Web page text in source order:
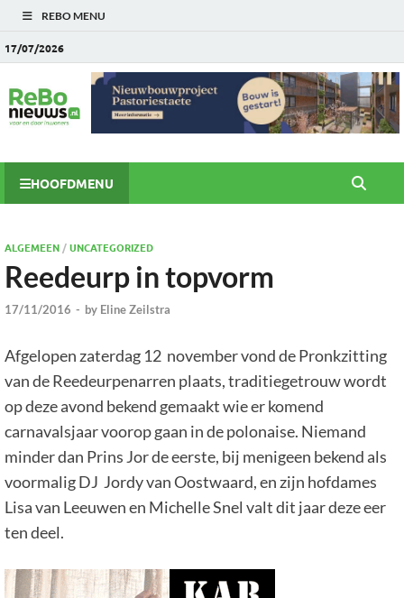
REBO MENU
17/07/2026
HOOFDMENU
ALGEMEEN/UNCATEGORIZED
Reedeurp in topvorm
17/11/2016 - by Eline Zeilstra
Afgelopen zaterdag 12 november vond de Pronkzitting
van de Reedeurpenarren plaats, traditiegetrouw wordt
op deze avond bekend gemaakt wie er komend
carnavalsjaar voorop gaan in de polonaise. Niemand
minder dan Prins Jor de eerste, bij menigeen bekend als
voormalig DJ Jordy van Oostwaard, en zijn hofdames
Lisa van Leeuwen en Michelle Snel valt dit jaar deze eer
ten deel.